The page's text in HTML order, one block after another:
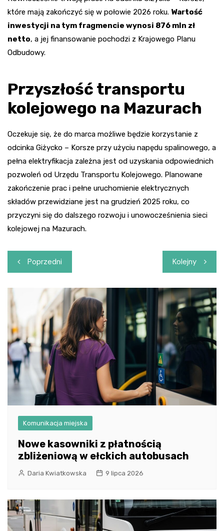
które mają zakończyć się w połowie 2026 roku. Wartość
inwestycji na tym fragmencie wynosi 876 mln zł
netto, a jej finansowanie pochodzi z Krajowego Planu
Odbudowy.
Przyszłość transportu
kolejowego na Mazurach
Oczekuje się, że do marca możliwe będzie korzystanie z
odcinka Giżycko – Korsze przy użyciu napędu spalinowego, a
pełna elektryfikacja zależna jest od uzyskania odpowiednich
pozwoleń od Urzędu Transportu Kolejowego. Planowane
zakończenie prac i pełne uruchomienie elektrycznych
składów przewidziane jest na grudzień 2025 roku, co
przyczyni się do dalszego rozwoju i unowocześnienia sieci
kolejowej na Mazurach.
Nawigacja
wpisu
Poprzedni Kolejny
Komunikacja miejska
Nowe kasowniki z płatnością
zbliżeniową w ełckich autobusach
Daria Kwiatkowska 9 lipca 2026